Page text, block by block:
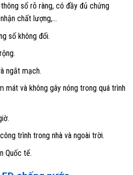
số rõ ràng, có đầy đủ chứng
chất lượng,…
số không đổi.
ngắt mạch.
mát và không gây nóng trong quá trình
trình trong nhà và ngoài trời.
Quốc tế.